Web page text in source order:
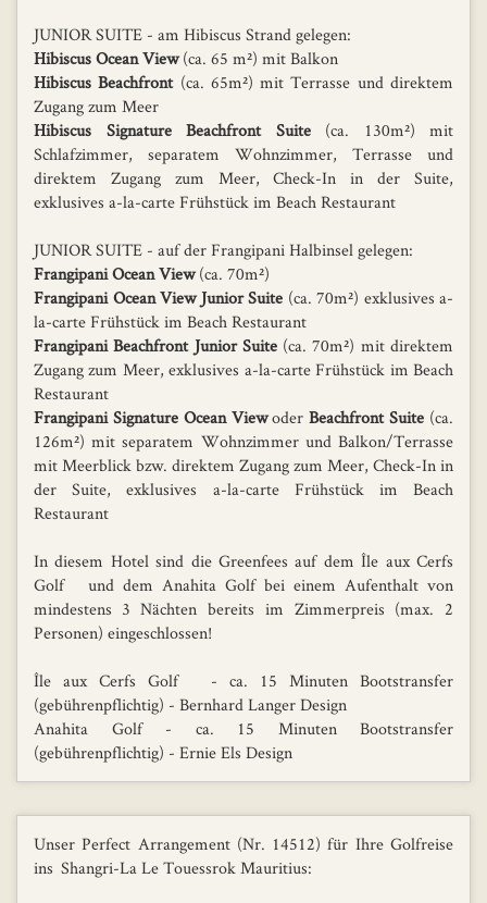
JUNIOR SUITE - am Hibiscus Strand gelegen:
Hibiscus Ocean View(ca. 65 m²) mit Balkon
Hibiscus Beachfront(ca. 65m²) mit Terrasse und direktem
Zugang zum Meer
Hibiscus Signature Beachfront Suite(ca. 130m²) mit
Schlafzimmer, separatem Wohnzimmer, Terrasse und
direktem Zugang zum Meer, Check-In in der Suite,
exklusives a-la-carte Frühstück im Beach Restaurant
JUNIOR SUITE - auf der Frangipani Halbinsel gelegen:
Frangipani Ocean View(ca. 70m²)
Frangipani Ocean View Junior Suite (ca. 70m²) exklusives a-
la-carte Frühstück im Beach Restaurant
Frangipani Beachfront Junior Suite(ca. 70m²) mit direktem
Zugang zum Meer, exklusives a-la-carte Frühstück im Beach
Restaurant
Frangipani Signature Ocean ViewoderBeachfront Suite (ca.
126m²) mit separatem Wohnzimmer und Balkon/Terrasse
mit Meerblick bzw. direktem Zugang zum Meer, Check-In in
der Suite, exklusives a-la-carte Frühstück im Beach
Restaurant
In diesem Hotel sind die Greenfees auf dem Île aux Cerfs
Golf und dem Anahita Golf bei einem Aufenthalt von
mindestens 3 Nächten bereits im Zimmerpreis (max. 2
Personen) eingeschlossen!
Île aux Cerfs Golf - ca. 15 Minuten Bootstransfer
(gebührenpflichtig) - Bernhard Langer Design
Anahita Golf - ca. 15 Minuten Bootstransfer
(gebührenpflichtig) - Ernie Els Design
Unser Perfect Arrangement (Nr. 14512) für Ihre Golfreise
ins Shangri-La Le Touessrok Mauritius: